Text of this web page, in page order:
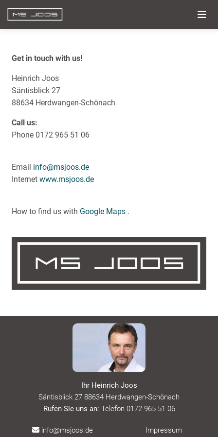
Get in touch with us!
Heinrich Joos
Säntisblick 27
88634 Herdwangen-Schönach
Call us:
Phone 0172 965 51 06
Email info@msjoos.de
Internet www.msjoos.de
How to find us with Google Maps .
Ihr Heinrich Joos
Säntisblick 27 88634 Herdwangen-Schönach
Rufen Sie uns an: Telefon 0172 965 51 06
info@msjoos.de Impressum